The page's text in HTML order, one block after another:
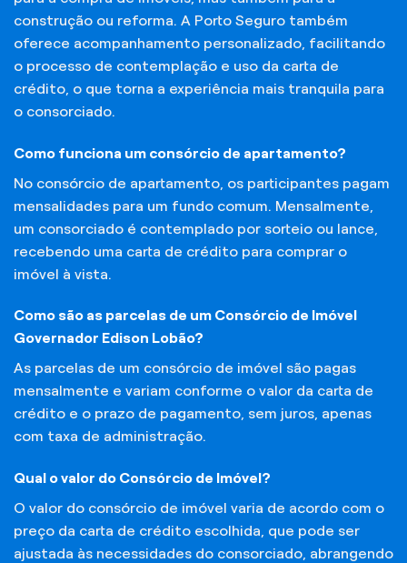
construção ou reforma. A Porto Seguro também
oferece acompanhamento personalizado, facilitando
o processo de contemplação e uso da carta de
crédito, o que torna a experiência mais tranquila para
o consorciado.
Como funciona um consórcio de apartamento?
No consórcio de apartamento, os participantes pagam
mensalidades para um fundo comum. Mensalmente,
um consorciado é contemplado por sorteio ou lance,
recebendo uma carta de crédito para comprar o
imóvel à vista.
Como são as parcelas de um Consórcio de Imóvel
Governador Edison Lobão?
As parcelas de um consórcio de imóvel são pagas
mensalmente e variam conforme o valor da carta de
crédito e o prazo de pagamento, sem juros, apenas
com taxa de administração.
Qual o valor do Consórcio de Imóvel?
O valor do consórcio de imóvel varia de acordo com o
preço da carta de crédito escolhida, que pode ser
ajustada às necessidades do consorciado, abrangendo